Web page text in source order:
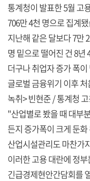
통계청이 발표한 5월 고
706만 4천 명으로 집계
지난해 같은 달보다 7만
명 밑으로 떨어진 건 8년
더구나 취업자 증가 폭
글로벌 금융위기 이후
녹취> 빈현준 / 통계청
"산업별로 봤을 때 대부
든지 증가폭이 크게 둔
산업시설관리도 마찬가
이러한 고용 대란에 정
긴급경제현안간담회를